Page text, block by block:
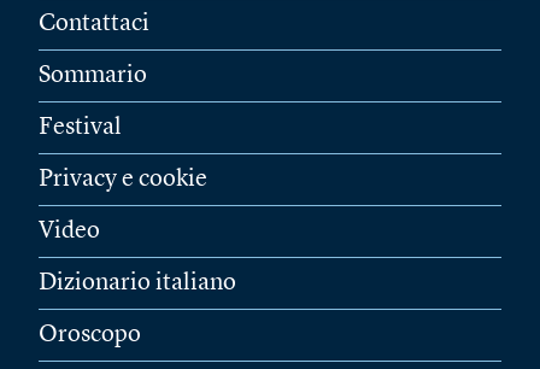
Contattaci
Sommario
Festival
Privacy e cookie
Video
Dizionario italiano
Oroscopo